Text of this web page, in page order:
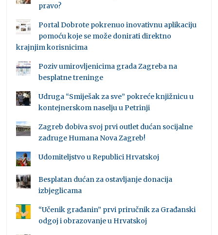
pravo?
Portal Dobrote pokrenuo inovativnu aplikaciju
pomoću koje se može donirati direktno
krajnjim korisnicima
Poziv umirovljenicima grada Zagreba na
besplatne treninge
Udruga “Smiješak za sve” pokreće knjižnicu u
kontejnerskom naselju u Petrinji
Zagreb dobiva svoj prvi outlet dućan socijalne
zadruge Humana Nova Zagreb!
Udomiteljstvo u Republici Hrvatskoj
Besplatan dućan za ostavljanje donacija
izbjeglicama
“Učenik građanin” prvi priručnik za Građanski
odgoj i obrazovanje u Hrvatskoj